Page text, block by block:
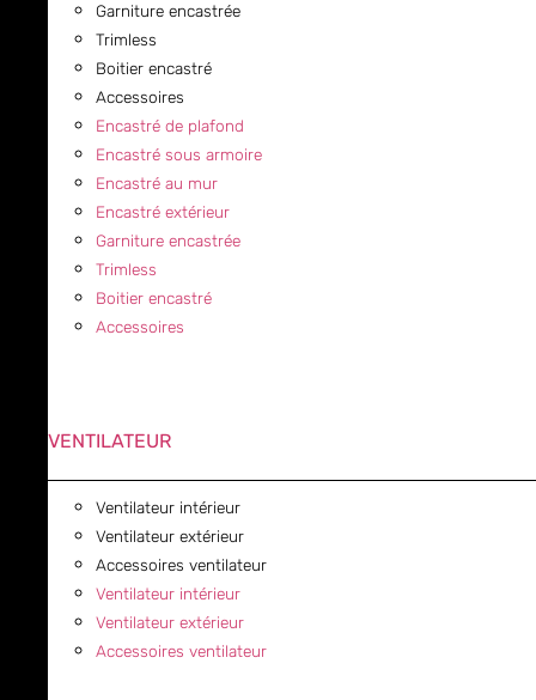
Garniture encastrée
Trimless
Boitier encastré
Accessoires
Encastré de plafond
Encastré sous armoire
Encastré au mur
Encastré extérieur
Garniture encastrée
Trimless
Boitier encastré
Accessoires
VENTILATEUR
Ventilateur intérieur
Ventilateur extérieur
Accessoires ventilateur
Ventilateur intérieur
Ventilateur extérieur
Accessoires ventilateur